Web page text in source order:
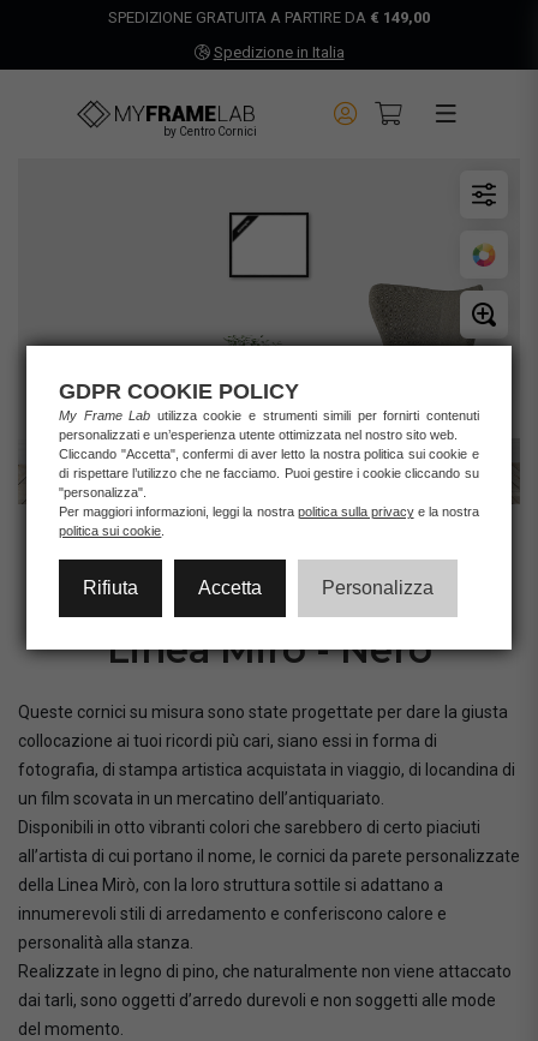
SPEDIZIONE GRATUITA A PARTIRE DA € 149,00
Spedizione in Italia
by Centro Cornici
Linea Mirò - Nero
Queste cornici su misura sono state progettate per dare la giusta
collocazione ai tuoi ricordi più cari, siano essi in forma di
fotografia, di stampa artistica acquistata in viaggio, di locandina di
un film scovata in un mercatino dell’antiquariato.
Disponibili in otto vibranti colori che sarebbero di certo piaciuti
all’artista di cui portano il nome, le cornici da parete personalizzate
della Linea Mirò, con la loro struttura sottile si adattano a
innumerevoli stili di arredamento e conferiscono calore e
personalità alla stanza.
Realizzate in legno di pino, che naturalmente non viene attaccato
dai tarli, sono oggetti d’arredo durevoli e non soggetti alle mode
del momento.
GDPR COOKIE POLICY
My Frame Lab utilizza cookie e strumenti simili per fornirti contenuti
personalizzati e un’esperienza utente ottimizzata nel nostro sito web.
Cliccando "Accetta", confermi di aver letto la nostra politica sui cookie e
di rispettare l’utilizzo che ne facciamo. Puoi gestire i cookie cliccando su
"personalizza".
Per maggiori informazioni, leggi la nostra politica sulla privacye la nostra
politica sui cookie
Rifiuta Accetta Personalizza